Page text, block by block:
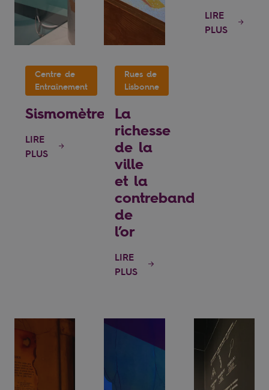
Centre de
Entraînement
Sismomètre
LIRE
PLUS
Rues de
Lisbonne
La
richesse
de la
ville
et la
contrebande
de
l’or
LIRE
PLUS
LIRE
PLUS